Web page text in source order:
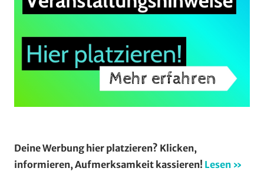
Deine Werbung hier platzieren? Klicken,
informieren, Aufmerksamkeit kassieren! Lesen »